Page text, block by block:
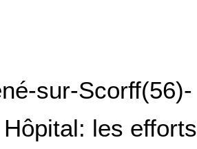
sur-Scorff(56)-
les efforts